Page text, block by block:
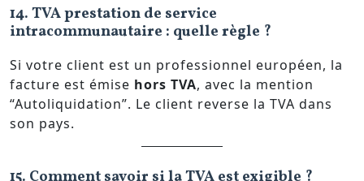
14. TVA prestation de service
intracommunautaire : quelle règle ?
Si votre client est un professionnel européen, la
facture est émise hors TVA, avec la mention
“Autoliquidation”. Le client reverse la TVA dans
son pays.